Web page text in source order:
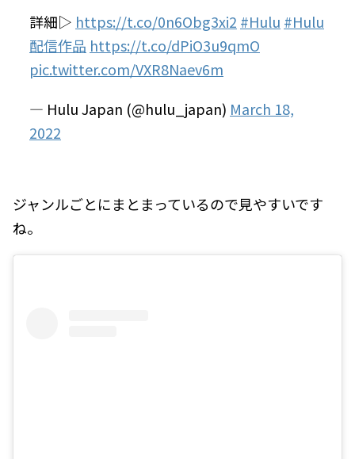
詳細▷ https://t.co/0n6Obg3xi2 #Hulu #Hulu
配信作品 https://t.co/dPiO3u9qmO
pic.twitter.com/VXR8Naev6m
— Hulu Japan (@hulu_japan) March 18,
2022
ジャンルごとにまとまっているので見やすいです
ね。